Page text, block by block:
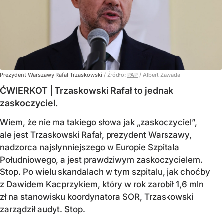
Prezydent Warszawy Rafał Trzaskowski / Źródło: PAP / Albert Zawada
ĆWIERKOT | Trzaskowski Rafał to jednak
zaskoczyciel.
Wiem, że nie ma takiego słowa jak „zaskoczyciel”,
ale jest Trzaskowski Rafał, prezydent Warszawy,
nadzorca najsłynniejszego w Europie Szpitala
Południowego, a jest prawdziwym zaskoczycielem.
Stop. Po wielu skandalach w tym szpitalu, jak choćby
z Dawidem Kacprzykiem, który w rok zarobił 1,6 mln
zł na stanowisku koordynatora SOR, Trzaskowski
zarządził audyt. Stop.